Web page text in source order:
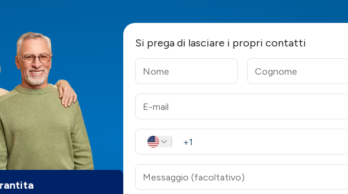
Si prega di lasciare i propri contatti